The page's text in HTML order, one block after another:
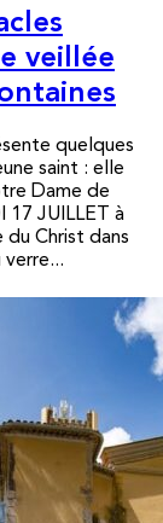
veillée
quelques
saint : elle
Dame de
17 JUILLET à
du Christ dans